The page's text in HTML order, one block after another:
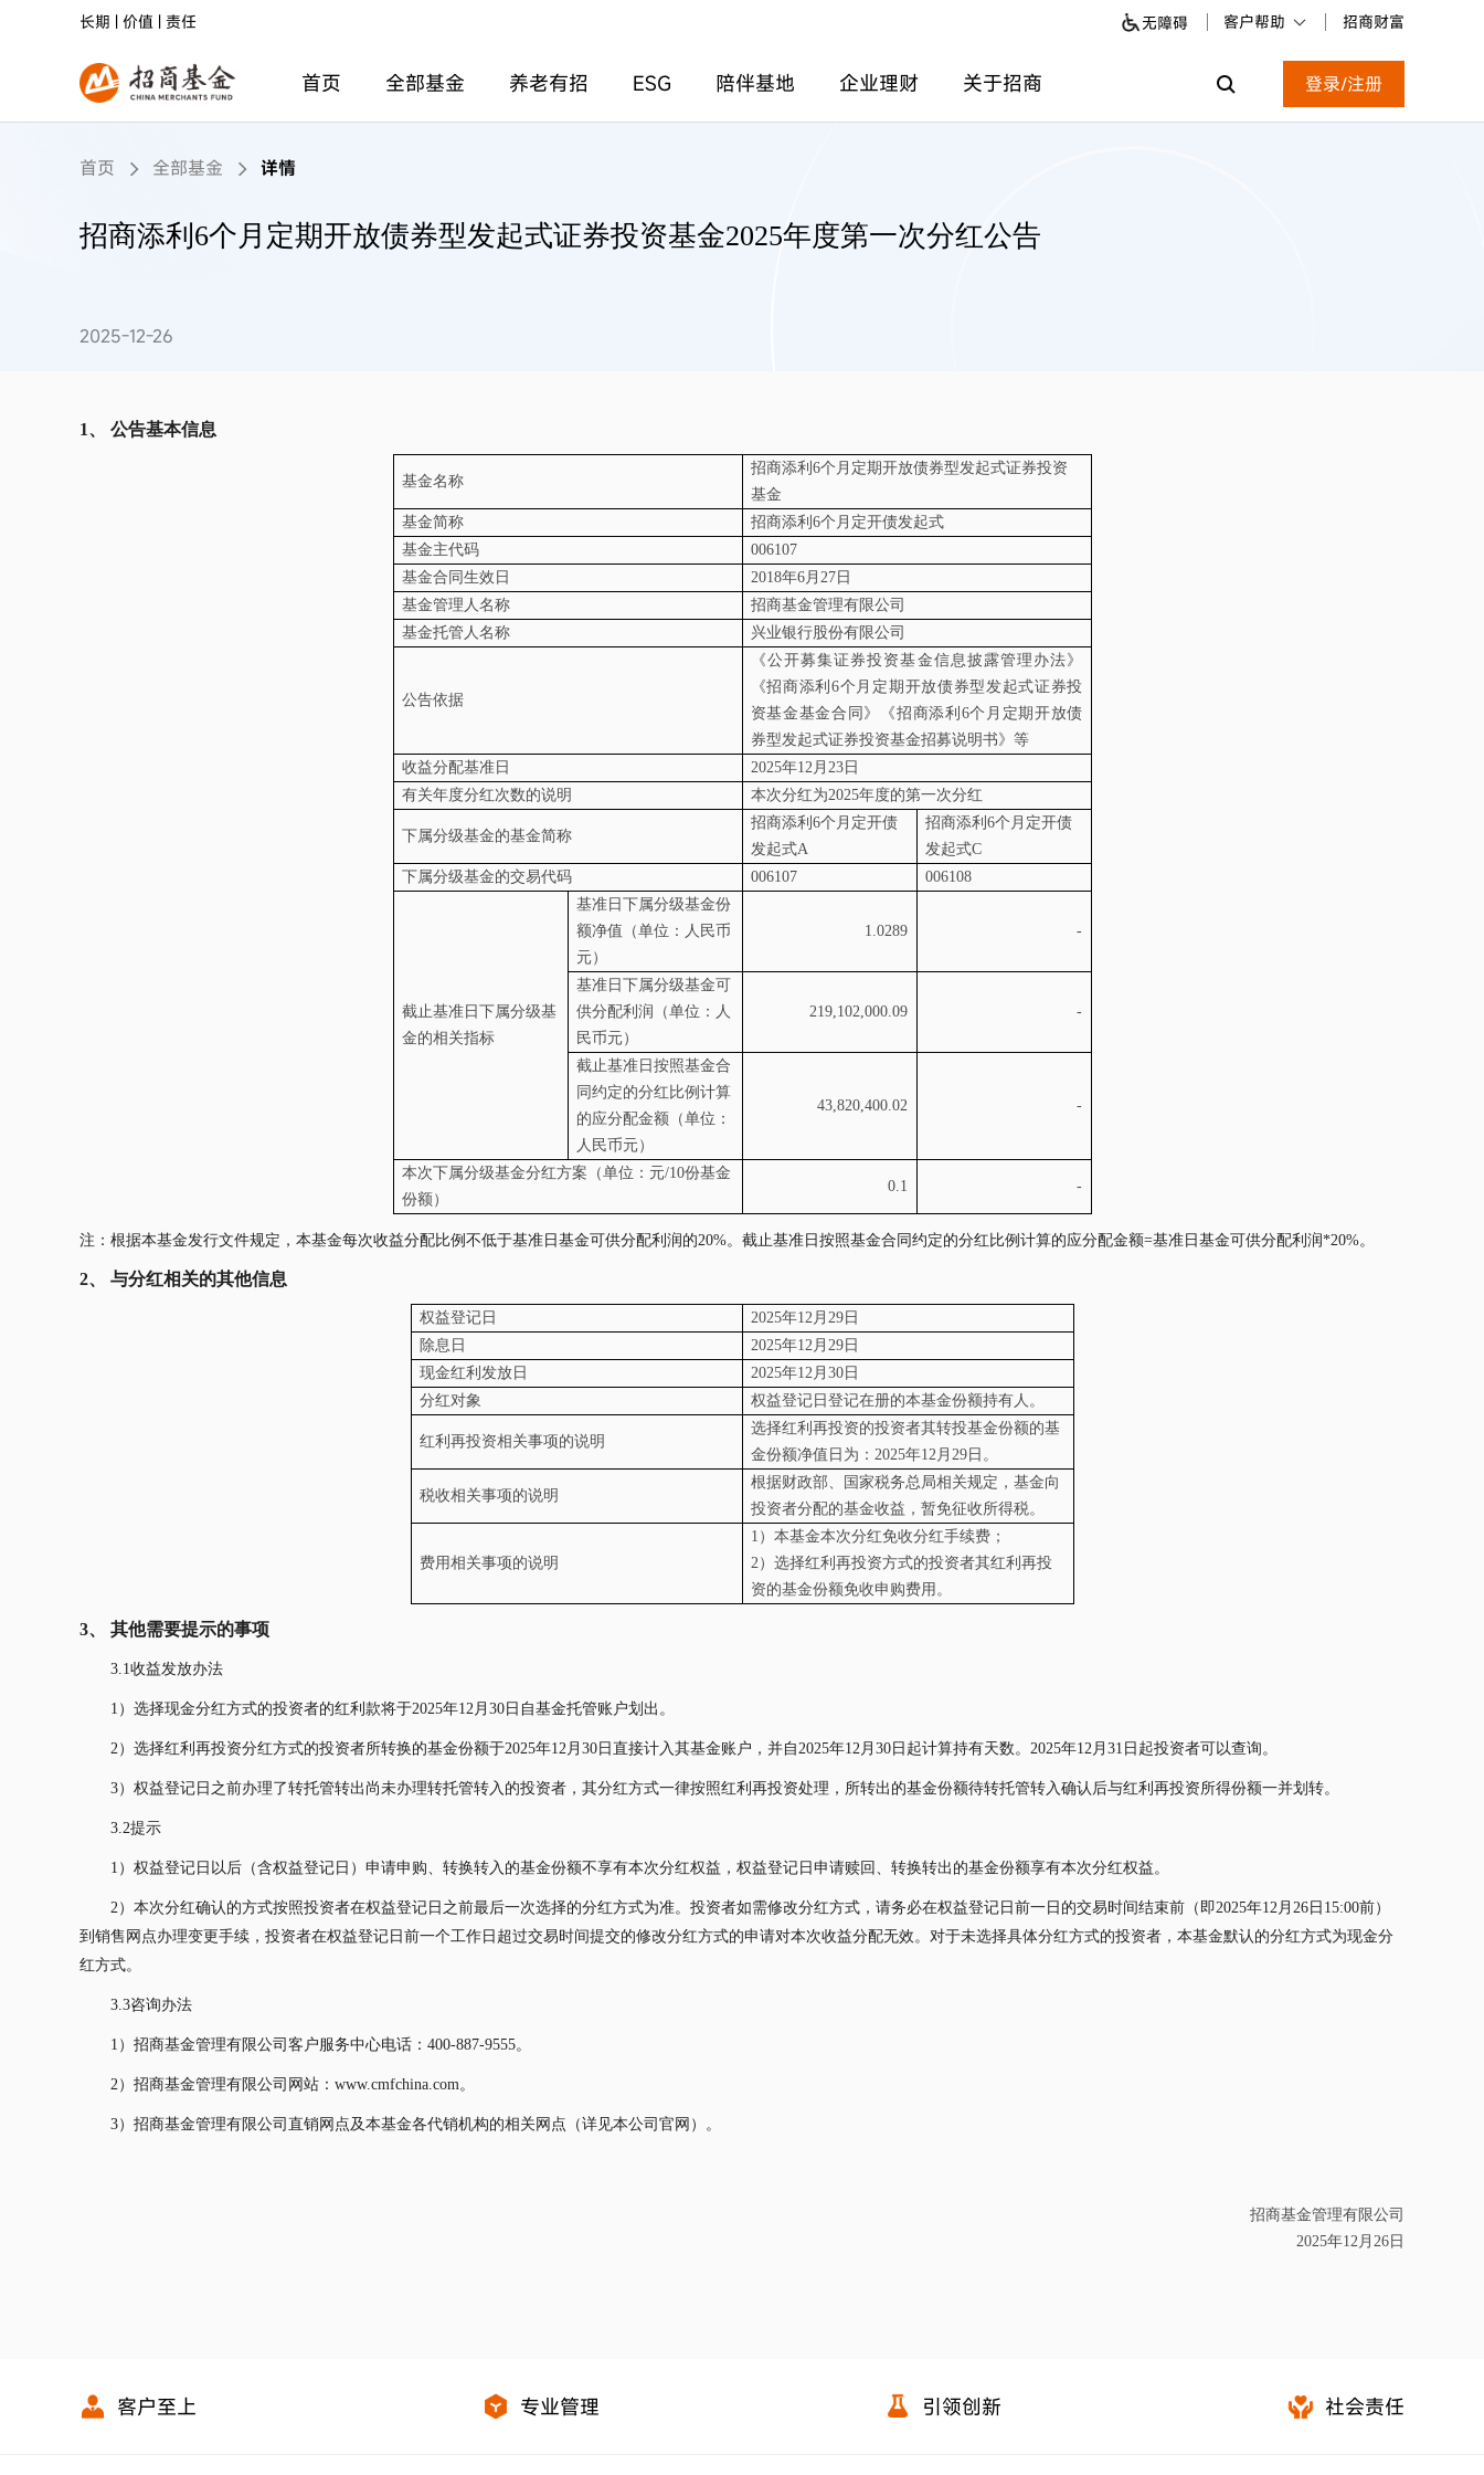
长期 | 价值 | 责任 无障碍 客户帮助 招商财富
登录/注册
首页 全部基金 养老有招 ESG 陪伴基地 企业理财 关于招商
首页 全部基金 详情
招商添利6个月定期开放债券型发起式证券投资基金2025年度第一次分红公告
2025-12-26
1、 公告基本信息
基金名称
招商添利 6个月定期开放债券型发起式证券投资
基金
基金简称
招商添利 6个月定开债发起式
基金主代码
006107
基金合同生效日
2018年6月 27日
基金管理人名称
招商基金管理有限公司
基金托管人名称
兴业银行股份有限公司
公告依据
《公开募集证券投资基金信息披露管理办法》
《招商添利6个月定期开放债券型发起式证券投
资基金基金合同》《招商添利 6个月定期开放债
券型发起式证券投资基金招募说明书》等
收益分配基准日
2025年12月 23日
有关年度分红次数的说明
本次分红为2025年度的第一次分红
下属分级基金的基金简称
招商添利 6个月定开债
发起式A
招商添利 6个月定开债
发起式C
下属分级基金的交易代码
006107 006108
截止基准日下属分级基
金的相关指标
基准日下属分级基金份
额净值（单位：人民币
元）
1.0289 -
基准日下属分级基金可
供分配利润（单位：人
民币元）
219,102,000.09 -
截止基准日按照基金合
同约定的分红比例计算
的应分配金额（单位：
人民币元）
43,820,400.02 -
本次下属分级基金分红方案（单位：元/10份基金
份额）
0.1 -
注：根据本基金发行文件规定，本基金每次收益分配比例不低于基准日基金可供分配利润的20%。截止基准日按照基金合同约定的分红比例计算的应分配金额=基准日基金可供分配利润*20%。
2、 与分红相关的其他信息
权益登记日 2025年12月 29日
除息日
2025年12月 29日
现金红利发放日
2025年12月 30日
分红对象
权益登记日登记在册的本基金份额持有人。
红利再投资相关事项的说明
选择红利再投资的投资者其转投基金份额的基
金份额净值日为： 2025年12月 29日。
税收相关事项的说明
根据财政部、国家税务总局相关规定，基金向
投资者分配的基金收益，暂免征收所得税。
费用相关事项的说明
1 ）本基金本次分红免收分红手续费；
2）选择红利再投资方式的投资者其红利再投
资的基金份额免收申购费用。
3、 其他需要提示的事项
3.1收益发放办法
1）选择现金分红方式的投资者的红利款将于2025年12月30日自基金托管账户划出。
2）选择红利再投资分红方式的投资者所转换的基金份额于2025年12月30日直接计入其基金账户，并自2025年12月30日起计算持有天数。2025年12月31日起投资者可以查询。
3）权益登记日之前办理了转托管转出尚未办理转托管转入的投资者，其分红方式一律按照红利再投资处理，所转出的基金份额待转托管转入确认后与红利再投资所得份额一并划转。
3.2提示
1）权益登记日以后（含权益登记日）申请申购、转换转入的基金份额不享有本次分红权益，权益登记日申请赎回、转换转出的基金份额享有本次分红权益。
2）本次分红确认的方式按照投资者在权益登记日之前最后一次选择的分红方式为准。投资者如需修改分红方式，请务必在权益登记日前一日的交易时间结束前（即2025年12月26日15:00前）
到销售网点办理变更手续，投资者在权益登记日前一个工作日超过交易时间提交的修改分红方式的申请对本次收益分配无效。对于未选择具体分红方式的投资者，本基金默认的分红方式为现金分
红方式。
3.3咨询办法
1）招商基金管理有限公司客户服务中心电话：400-887-9555。
2）招商基金管理有限公司网站：www.cmfchina.com。
3）招商基金管理有限公司直销网点及本基金各代销机构的相关网点（详见本公司官网）。
招商基金管理有限公司
2025年12月 26 日
客户至上 专业管理 引领创新 社会责任